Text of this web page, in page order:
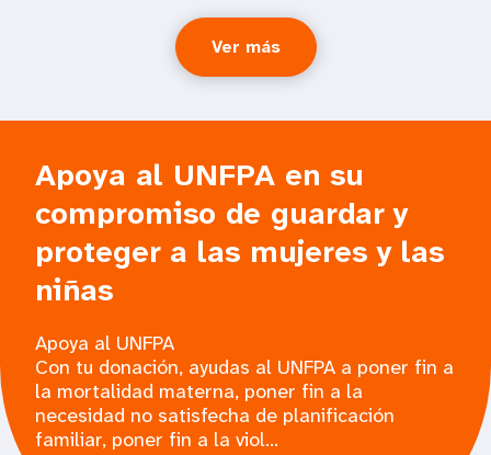
Ver más
Apoya al UNFPA en su
compromiso de guardar y
proteger a las mujeres y las
niñas
Apoya al UNFPA
Con tu donación, ayudas al UNFPA a poner fin a
la mortalidad materna, poner fin a la
necesidad no satisfecha de planificación
familiar, poner fin a la viol...